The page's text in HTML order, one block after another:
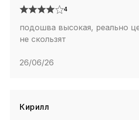
4
подошва высокая, реально
не скользят
26/06/26
Кирилл